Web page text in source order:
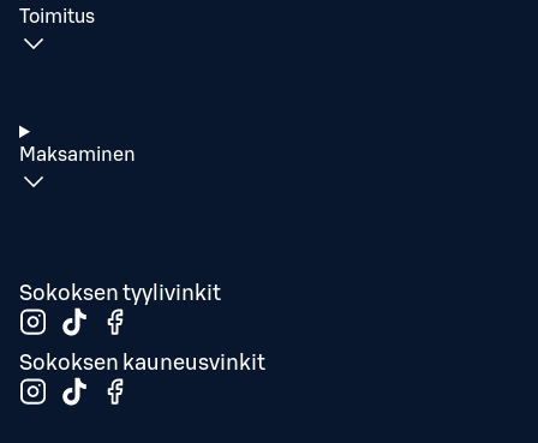
Toimitus
Maksaminen
Sokoksen tyylivinkit
Sokoksen kauneusvinkit